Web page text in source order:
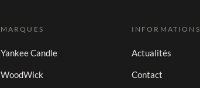
MARQUES
Yankee Candle
WoodWick
INFORMATIONS
Actualités
Contact